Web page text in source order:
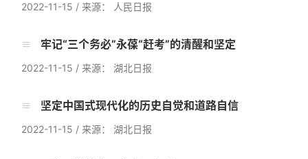
2022-11-15 / 来源： 人民日报
牢记“三个务必”永葆“赶考”的清醒和坚定
2022-11-15 / 来源： 湖北日报
坚定中国式现代化的历史自觉和道路自信
2022-11-15 / 来源： 湖北日报